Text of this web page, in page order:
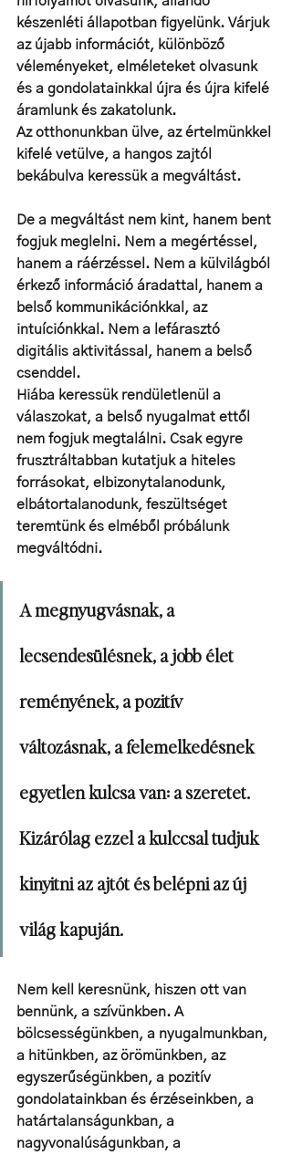
készenléti állapotban figyelünk. Várjuk
az újabb információt, különböző
véleményeket, elméleteket olvasunk
és a gondolatainkkal újra és újra kifelé
áramlunk és zakatolunk.
Az otthonunkban ülve, az értelmünkkel
kifelé vetülve, a hangos zajtól
bekábulva keressük a megváltást.
De a megváltást nem kint, hanem bent
fogjuk meglelni. Nem a megértéssel,
hanem a ráérzéssel. Nem a külvilágból
érkező információ áradattal, hanem a
belső kommunikációnkkal, az
intuíciónkkal. Nem a lefárasztó
digitális aktivitással, hanem a belső
csenddel.
Hiába keressük rendületlenül a
válaszokat, a belső nyugalmat ettől
nem fogjuk megtalálni. Csak egyre
frusztráltabban kutatjuk a hiteles
forrásokat, elbizonytalanodunk,
elbátortalanodunk, feszültséget
teremtünk és elméből próbálunk
megváltódni.
A megnyugvásnak, a
lecsendesülésnek, a jobb élet
reményének, a pozitív
változásnak, a felemelkedésnek
egyetlen kulcsa van: a szeretet.
Kizárólag ezzel a kulccsal tudjuk
kinyitni az ajtót és belépni az új
világ kapuján.
Nem kell keresnünk, hiszen ott van
bennünk, a szívünkben. A
bölcsességünkben, a nyugalmunkban,
a hitünkben, az örömünkben, az
egyszerűségünkben, a pozitív
gondolatainkban és érzéseinkben, a
határtalanságunkban, a
nagyvonalúságunkban, a